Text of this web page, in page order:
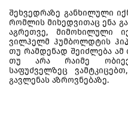
შეხვედრაზე განხილული
რომლის მიხედვითაც ენა
აგრეთვე, მიმოხილული
ვილჰელმ ჰუმბოლდტის
თუ რამდენად შეიძლება ამ
თუ არა რაიმე
საფუძველზეც
გავლენას აზროვნებაზე.